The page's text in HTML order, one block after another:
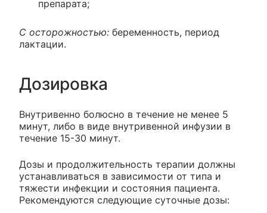
препарата;
С осторожностью: беременность, период
лактации.
Дозировка
Внутривенно болюсно в течение не менее 5
минут, либо в виде внутривенной инфузии в
течение 15-30 минут.
Дозы и продолжительность терапии должны
устанавливаться в зависимости от типа и
тяжести инфекции и состояния пациента.
Рекомендуются следующие суточные дозы: